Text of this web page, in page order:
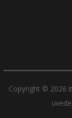
Copyright © 2026